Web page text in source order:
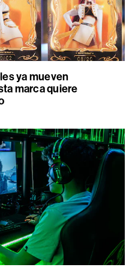
ya mueven
marca quiere